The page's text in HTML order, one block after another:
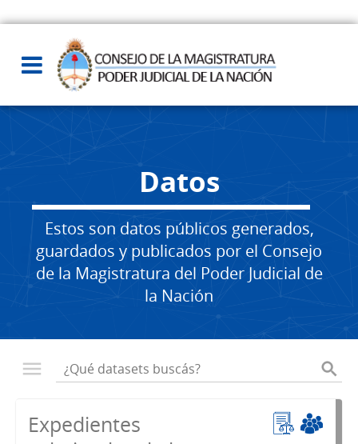
Datos
Estos son datos públicos generados,
guardados y publicados por el Consejo
de la Magistratura del Poder Judicial de
la Nación
Expedientes